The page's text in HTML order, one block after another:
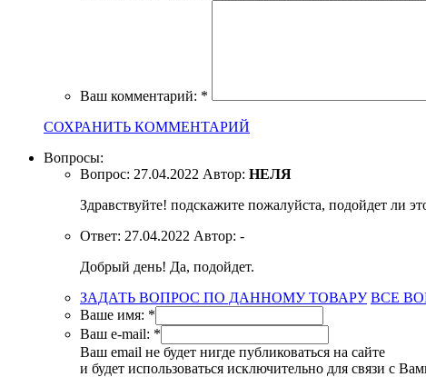
Ваш комментарий: *
СОХРАНИТЬ КОММЕНТАРИЙ
Вопросы:
Вопрос: 27.04.2022 Автор: НЕЛЯ
Здравствуйте! подскажите пожалуйста, подойдет ли
Ответ: 27.04.2022 Автор: -
Добрый день! Да, подойдет.
ЗАДАТЬ ВОПРОС ПО ДАННОМУ ТОВАРУ ВСЕ
Ваше имя: *
Ваш e-mail: *
Ваш email не будет нигде публиковаться на сайте
и будет использоваться исключительно для связи с